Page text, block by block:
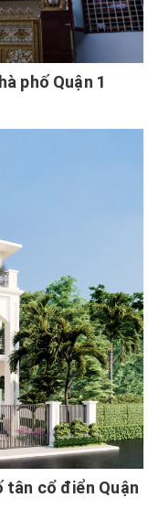
phố Quận 1
tân cổ điển Quận